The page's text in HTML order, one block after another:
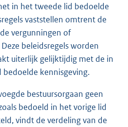
in het tweede lid bedoelde
vaststellen omtrent de
vergunningen of
beleidsregels worden
uiterlijk gelijktijdig met de in
bedoelde kennisgeving.
bestuursorgaan geen
bedoeld in het vorige lid
vindt de verdeling van de